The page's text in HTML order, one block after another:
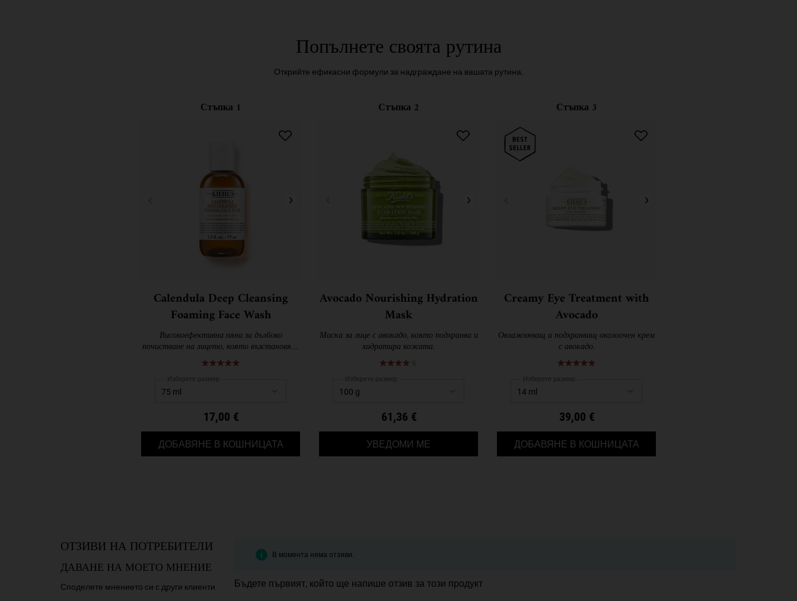
Попълнете своята рутина
Открийте ефикасни формули за надграждане на вашата рутина.
Стъпка 1
Calendula Deep Cleansing
Foaming Face Wash
Високоефективна пяна за дълбоко
почистване на лицето, която възстановява
и успокоява кожата.
Изберете размер
17,00 €
ДОБАВЯНЕ В КОШНИЦАТА CALENDULA DEEP CLEANSING FOAMING FACE WASH
Стъпка 2
Avocado Nourishing Hydration
Mask
Маска за лице с авокадо, която подхранва и
хидратира кожата.
Изберете размер
61,36 €
УВЕДОМИ МЕ КОГАТО AVOCADO NOURISHING HYDRATION MASK Е НАЛИЧЕН/НАЛИЧНА
Стъпка 3
Creamy Eye Treatment with
Avocado
Овлажняващ и подхранващ околоочен крем
с авокадо.
Изберете размер
39,00 €
ДОБАВЯНЕ В КОШНИЦАТА
ОТЗИВИ НА ПОТРЕБИТЕЛИ
ДАВАНЕ НА МОЕТО МНЕНИЕ
Споделете мнението си с други клиенти
В момента няма отзиви.
Бъдете първият, който ще напише отзив за този продукт